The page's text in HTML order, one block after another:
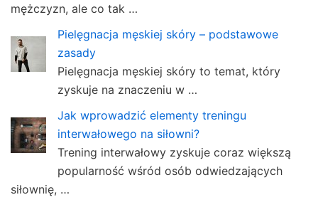
mężczyzn, ale co tak …
Pielęgnacja męskiej skóry – podstawowe
zasady
Pielęgnacja męskiej skóry to temat, który
zyskuje na znaczeniu w …
Jak wprowadzić elementy treningu
interwałowego na siłowni?
Trening interwałowy zyskuje coraz większą
popularność wśród osób odwiedzających
siłownię, …